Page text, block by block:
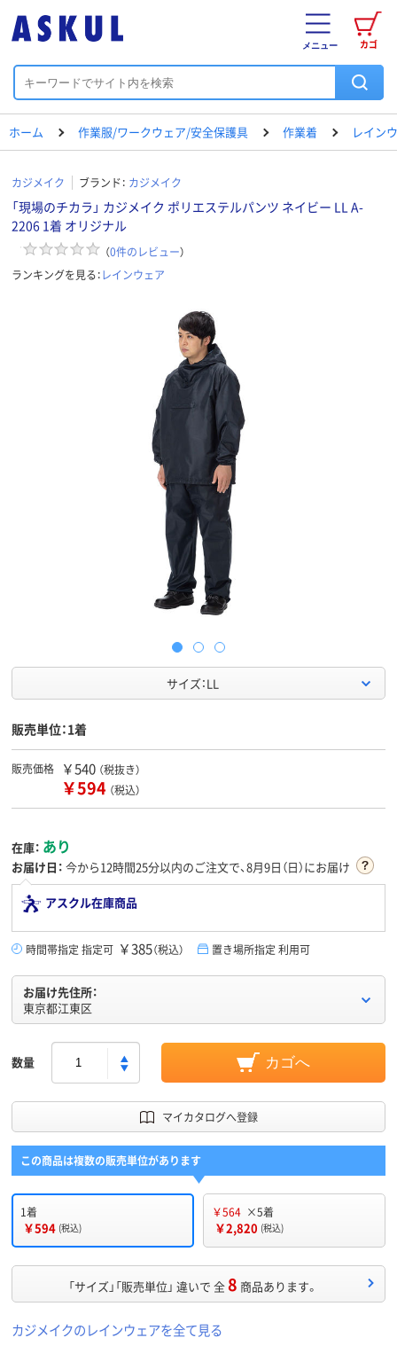
カゴ
メニュー
ホーム 作業服/ワークウェア/安全保護具 作業着 レイン
カジメイク ブランド： カジメイク
「現場のチカラ」 カジメイク ポリエステルパンツ ネイビー LL A-
2206 1着 オリジナル
（0件のレビュー）
ランキングを見る：レインウェア
サイズ：LL
販売単位：1着
販売価格 ￥540 （税抜き）
￥594 （税込）
在庫： あり
お届け日： 今から12時間25分以内のご注文で、8月9日（日）にお届け
アスクル在庫商品
時間帯指定 指定可 ￥385（税込） 置き場所指定 利用可
お届け先住所：
東京都江東区
数量 カゴへ
マイカタログへ登録
この商品は複数の販売単位があります
1着
￥594 (税込)
￥564 ×5着
￥2,820 (税込)
「サイズ」「販売単位」 違いで 全8 商品あります。
カジメイクのレインウェアを全て見る